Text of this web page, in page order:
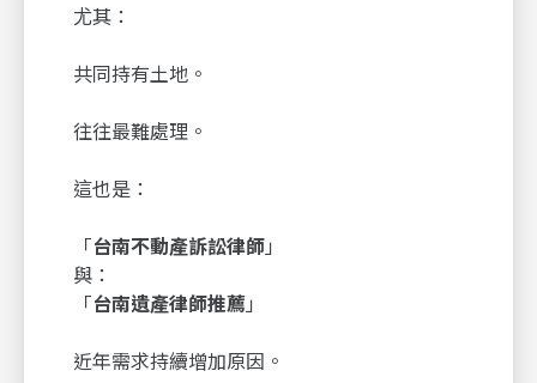
尤其：
共同持有土地。
往往最難處理。
這也是：
「台南不動產訴訟律師」
與：
「台南遺產律師推薦」
近年需求持續增加原因。